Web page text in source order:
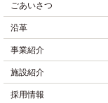
ごあいさつ
沿革
事業紹介
施設紹介
採用情報